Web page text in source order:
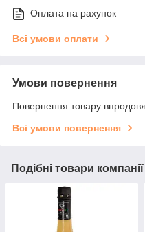
Оплата на рахунок
Всі умови оплати
Умови повернення
Повернення товару
Всі умови повернення
Подібні товари компанії